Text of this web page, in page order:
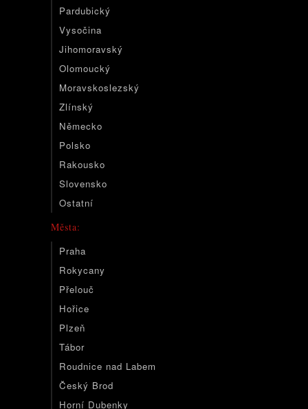
Pardubický
Vysočina
Jihomoravský
Olomoucký
Moravskoslezský
Zlínský
Německo
Polsko
Rakousko
Slovensko
Ostatní
Města:
Praha
Rokycany
Přelouč
Hořice
Plzeň
Tábor
Roudnice nad Labem
Český Brod
Horní Dubenky